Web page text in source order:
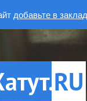
добавьте в
RU